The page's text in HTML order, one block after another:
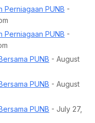
Perniagaan PUNB -
Perniagaan PUNB -
PUNB - August
PUNB - August
PUNB - July 27,